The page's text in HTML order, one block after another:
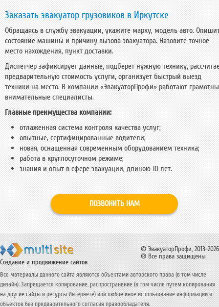
Заказать эвакуатор грузовиков в Иркутске
Обращаясь в службу эвакуации, укажите марку, модель авто.
состояние машины и причину вызова эвакуатора. Назовите точное
место нахождения, пункт доставки.
Диспетчер зафиксирует данные, подберет нужную технику,
предварительную стоимость услуги, организует быстрый выезд
техники на место. В компании «ЭвакуаторПрофи» работают
внимательные специалисты.
Главные преимущества компании:
отлаженная система контроля качества услуг;
опытные, сертифицированные водители;
новая, оснащенная современным оборудованием техника;
работа в круглосуточном режиме;
знания и опыт в сфере эвакуации, длиною 10 лет.
ПОЗВОНИТЬ НАМ
Создание и продвижение сайтов
© ЭвакуаторПрофи, 2013-2026
® Все права защищены
Все материалы данного сайта являются объектами авторского права (в том числе
дизайн). Запрещается копирование, распространение (в том числе путем копирования
на другие сайты и ресурсы Интернете) или любое иное использование информации и
объектов без предварительного согласия правообладателя.